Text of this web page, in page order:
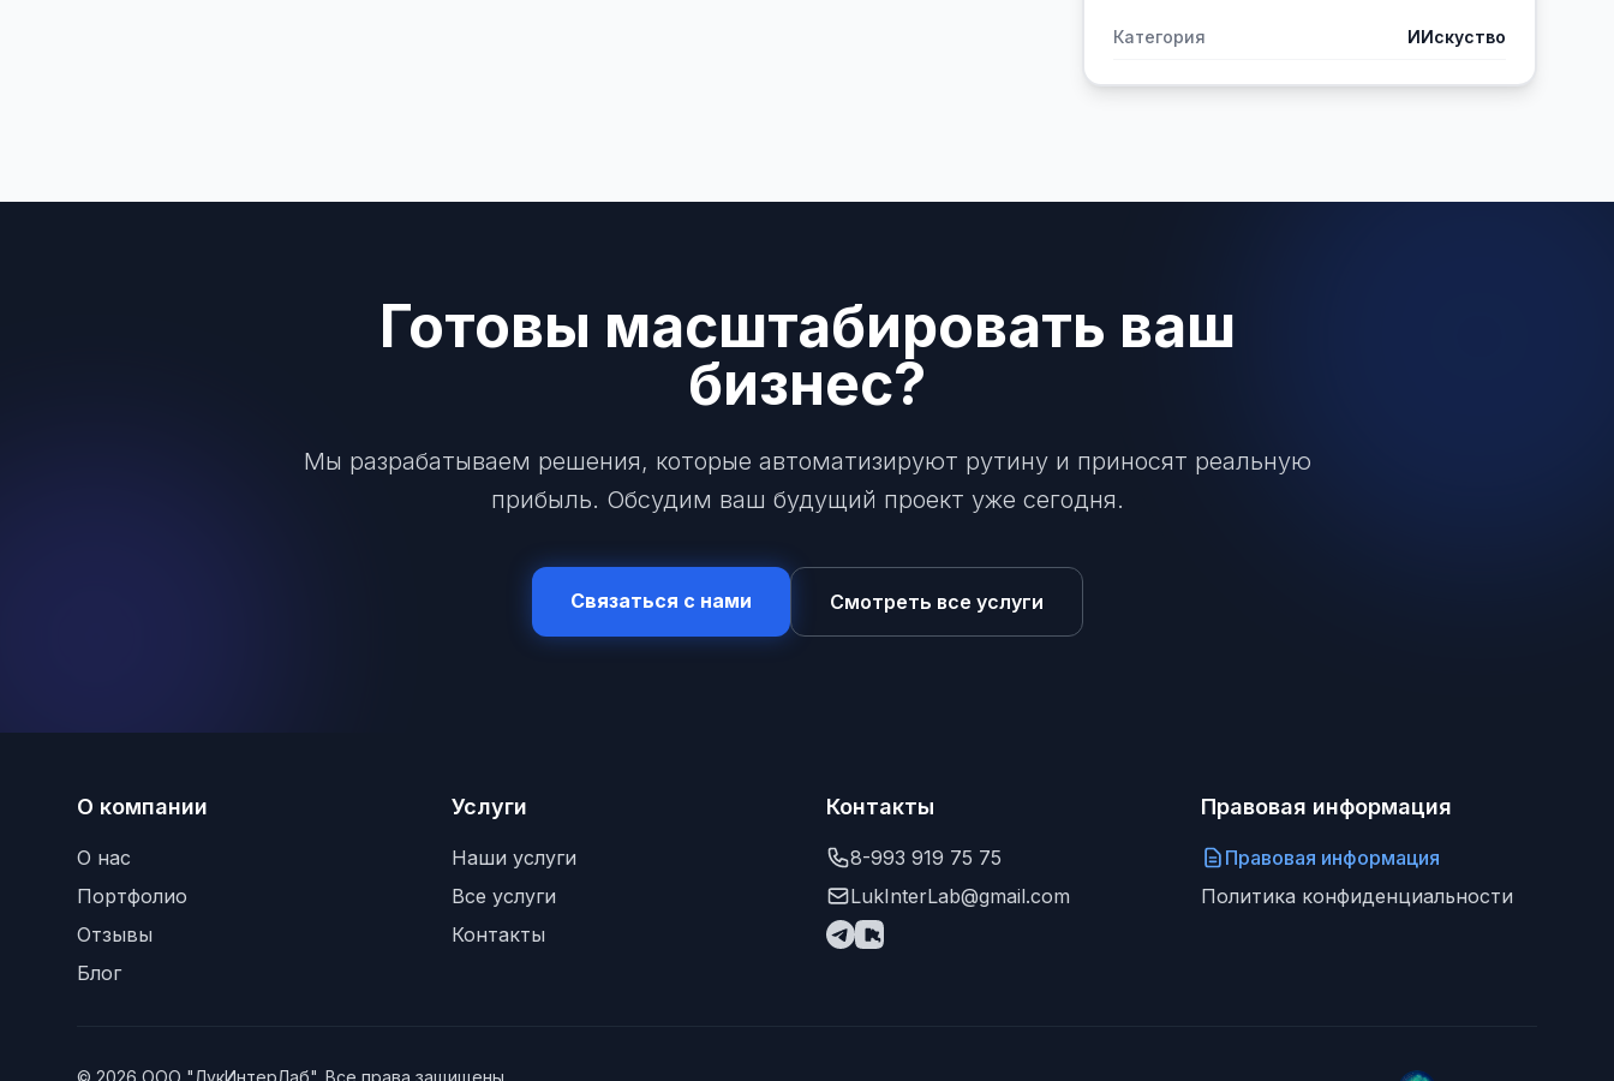
Категория ИИскуство
Готовы масштабировать ваш
бизнес?
Мы разрабатываем решения, которые автоматизируют рутину и приносят реальную
прибыль. Обсудим ваш будущий проект уже сегодня.
Связаться с нами Смотреть все услуги
О компании
О нас
Портфолио
Отзывы
Блог
Услуги
Наши услуги
Все услуги
Контакты
Контакты
8-993 919 75 75
LukInterLab@gmail.com
Правовая информация
Правовая информация
Политика конфиденциальности
© 2026 ООО "ЛукИнтерЛаб". Все права защищены.